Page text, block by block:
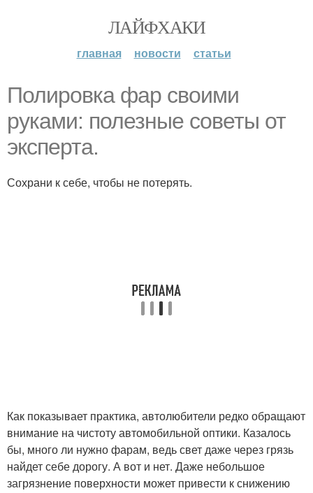
ЛАЙФХАКИ
главная новости статьи
Полировка фар своими
руками: полезные советы от
эксперта.
Сохрани к себе, чтобы не потерять.
Как показывает практика, автолюбители редко обращают
внимание на чистоту автомобильной оптики. Казалось
бы, много ли нужно фарам, ведь свет даже через грязь
найдет себе дорогу. А вот и нет. Даже небольшое
загрязнение поверхности может привести к снижению